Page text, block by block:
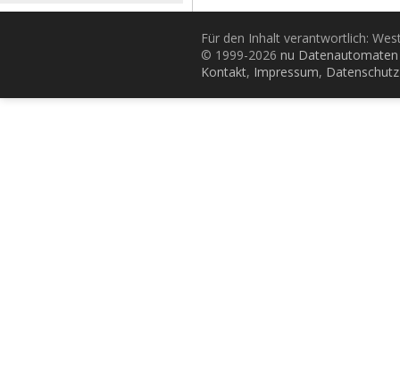
Für den Inhalt verantwortlich:
© 1999-2026 nu
Kontakt, Impressum, Datenschutz